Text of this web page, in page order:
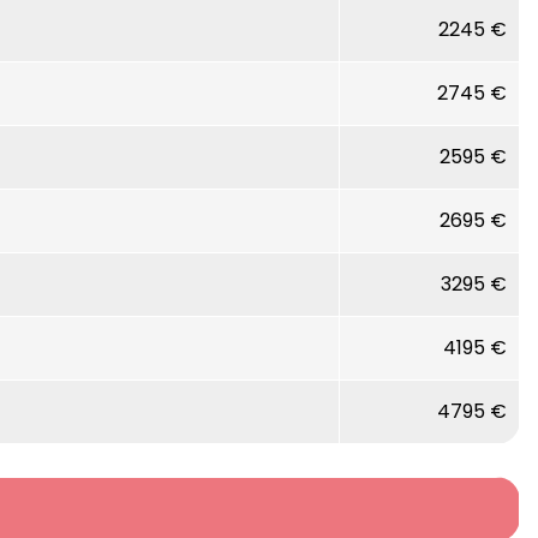
2245 €
2745 €
2595 €
2695 €
3295 €
4195 €
4795 €